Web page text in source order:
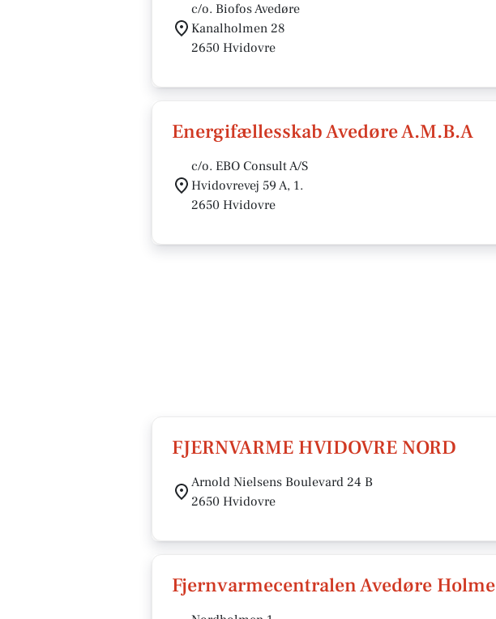
c/o. Biofos Avedøre
Kanalholmen 28
2650 Hvidovre
Energifællesskab Avedøre A.M.B.A
c/o. EBO Consult A/S
Hvidovrevej 59 A, 1.
2650 Hvidovre
FJERNVARME HVIDOVRE NORD
Arnold Nielsens Boulevard 24 B
2650 Hvidovre
Fjernvarmecentralen Avedøre Holme